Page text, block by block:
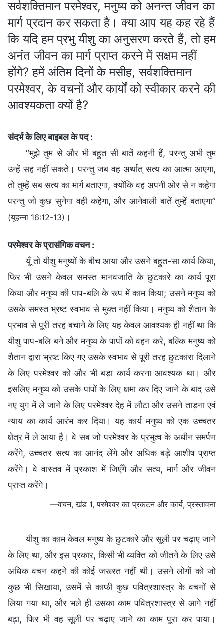
सर्वशक्तिमान परमेश्वर, मनुष्य को अनन्त जीवन का
मार्ग प्रदान कर सकता है। क्या आप यह कह रहे हैं
कि यदि हम प्रभु यीशु का अनुसरण करते हैं, तो हम
अनंत जीवन का मार्ग प्राप्त करने में सक्षम नहीं
होंगे? हमें अंतिम दिनों के मसीह, सर्वशक्तिमान
परमेश्वर, के वचनों और कार्यों को स्वीकार करने की
आवश्यकता क्यों है?
संदर्भ के लिए बाइबल के पद :
“मुझे तुम से और भी बहुत सी बातें कहनी हैं, परन्तु अभी तुम
उन्हें सह नहीं सकते। परन्तु जब वह अर्थात् सत्य का आत्मा आएगा,
तो तुम्हें सब सत्य का मार्ग बताएगा, क्योंकि वह अपनी ओर से न कहेगा
परन्तु जो कुछ सुनेगा वही कहेगा, और आनेवाली बातें तुम्हें बताएगा”
(यूहन्ना 16:12-13) ।
परमेश्वर के प्रासंगिक वचन :
यूँ तो यीशु मनुष्यों के बीच आया और उसने बहुत-सा कार्य किया,
फिर भी उसने केवल समस्त मानवजाति के छुटकारे का कार्य पूरा
किया और मनुष्य की पाप-बलि के रूप में काम किया; उसने मनुष्य को
उसके समस्त भ्रष्ट स्वभाव से मुक्त नहीं किया। मनुष्य को शैतान के
प्रभाव से पूरी तरह बचाने के लिए यह केवल आवश्यक ही नहीं था कि
यीशु पाप-बलि बने और मनुष्य के पापों को वहन करे, बल्कि मनुष्य को
शैतान द्वारा भ्रष्ट किए गए उसके स्वभाव से पूरी तरह छुटकारा दिलाने
के लिए परमेश्वर को और भी बड़ा कार्य करना आवश्यक था। और
इसलिए मनुष्य को उसके पापों के लिए क्षमा कर दिए जाने के बाद उसे
नए युग में ले जाने के लिए परमेश्वर देह में लौटा और उसने ताड़ना एवं
न्याय का कार्य आरंभ कर दिया। यह कार्य मनुष्य को एक उच्चतर
क्षेत्र में ले आया है। वे सब जो परमेश्वर के प्रभुत्व के अधीन समर्पण
करेंगे, उच्चतर सत्य का आनंद लेंगे और अधिक बड़े आशीष प्राप्त
करेंगे। वे वास्तव में प्रकाश में जिएँगे और सत्य, मार्ग और जीवन
प्राप्त करेंगे।
—वचन, खंड 1, परमेश्वर का प्रकटन और कार्य, प्रस्तावना
यीशु का काम केवल मनुष्य के छुटकारे और सूली पर चढ़ाए जाने
के लिए था, और इस प्रकार, किसी भी व्यक्ति को जीतने के लिए उसे
अधिक वचन कहने की कोई जरूरत नहीं थी। उसने लोगों को जो
कुछ भी सिखाया, उसमें से काफी कुछ पवित्रशास्त्र के वचनों से
लिया गया था, और भले ही उसका काम पवित्रशास्त्र से आगे नहीं
बढ़ा, फिर भी वह सूली पर चढ़ाए जाने का काम पूरा कर पाया।